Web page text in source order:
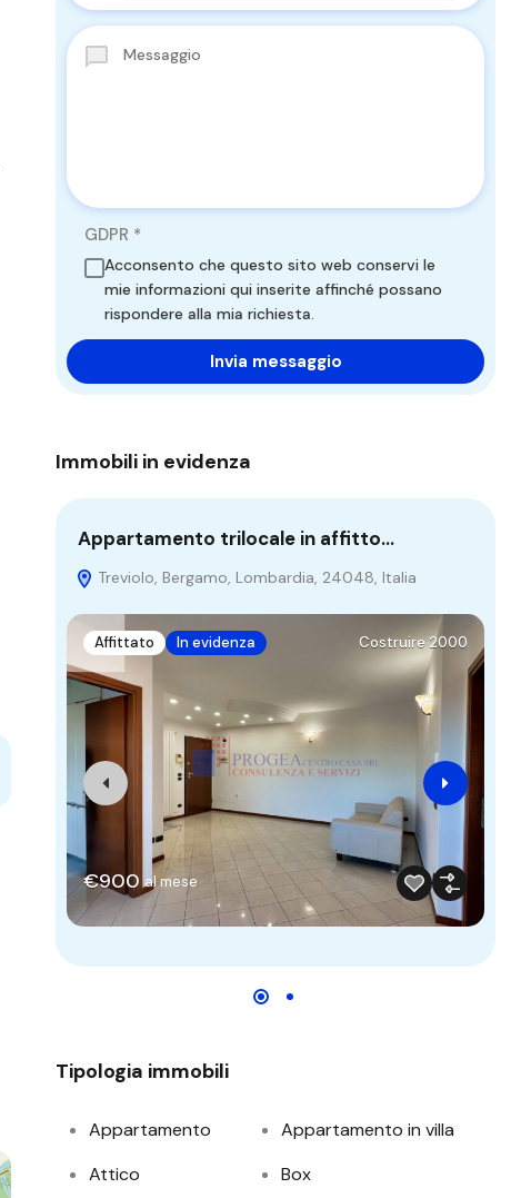
GDPR *
Acconsento che questo sito web conservi le
mie informazioni qui inserite affinché possano
rispondere alla mia richiesta.
Immobili in evidenza
Appartamento trilocale in affitto…
Treviolo, Bergamo, Lombardia, 24048, Italia
Affittato In evidenza Costruire 2000
€900 al mese
Tipologia immobili
Appartamento
Appartamento in villa
Attico
Box